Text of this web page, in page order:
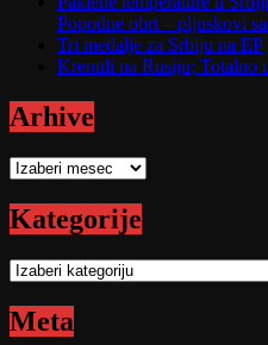
Popodne obrt – pljuskovi
Tri medalje za Srbiju na EP
Krenuli na Rusiju; Totalno
Arhive
Arhive
Kategorije
Kategorije
Meta